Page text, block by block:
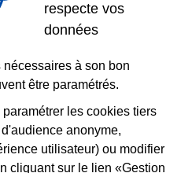
l’application
Nous suivre
Instagram
LinkedIn
respecte vos
données
à son bon
être paramétrés.
les cookies tiers
anonyme,
utilisateur) ou modifier
cliquant sur le lien «Gestion